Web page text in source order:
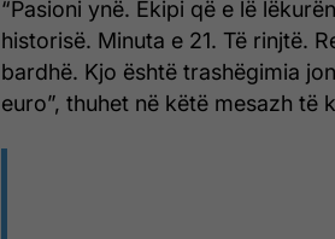
“Pasioni ynë. Ekipi që e lë
historisë. Minuta e 21. Të rinjtë.
bardhë. Kjo është trashëgimia
euro”, thuhet në këtë mesazh të